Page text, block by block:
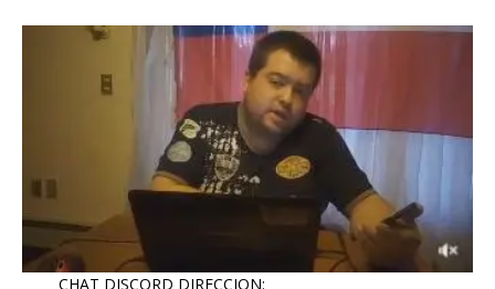
CHAT DISCORD DIRECCION: